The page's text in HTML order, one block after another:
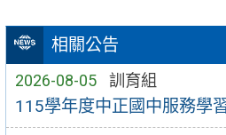
相關公告
2026-08-05 訓育組
115學年度中正國中服務學